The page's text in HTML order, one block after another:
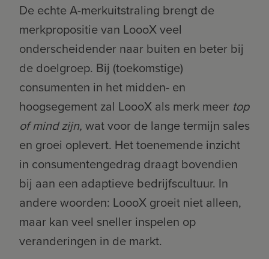
De echte A-merkuitstraling brengt de
merkpropositie van LoooX veel
onderscheidender naar buiten en beter bij
de doelgroep. Bij (toekomstige)
consumenten in het midden- en
hoogsegement zal LoooX als merk meer top
of mind zijn, wat voor de lange termijn sales
en groei oplevert. Het toenemende inzicht
in consumentengedrag draagt bovendien
bij aan een adaptieve bedrijfscultuur. In
andere woorden: LoooX groeit niet alleen,
maar kan veel sneller inspelen op
veranderingen in de markt.